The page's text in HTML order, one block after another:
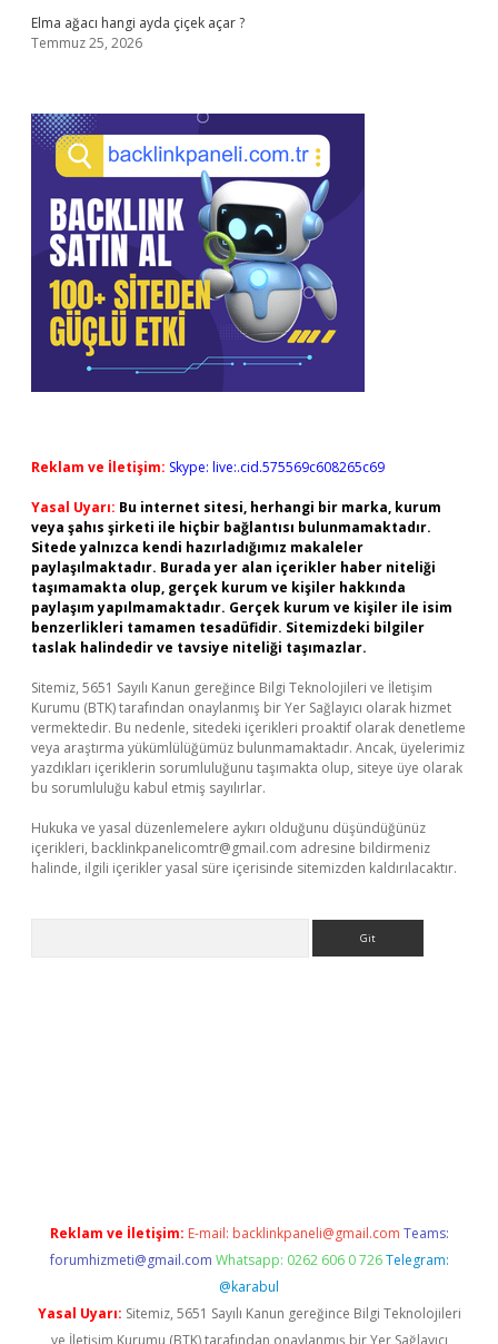
Elma ağacı hangi ayda çiçek açar ?
Temmuz 25, 2026
Reklam ve İletişim: Skype: live:.cid.575569c608265c69
Yasal Uyarı: Bu internet sitesi, herhangi bir marka, kurum
veya şahıs şirketi ile hiçbir bağlantısı bulunmamaktadır.
Sitede yalnızca kendi hazırladığımız makaleler
paylaşılmaktadır. Burada yer alan içerikler haber niteliği
taşımamakta olup, gerçek kurum ve kişiler hakkında
paylaşım yapılmamaktadır. Gerçek kurum ve kişiler ile isim
benzerlikleri tamamen tesadüfidir. Sitemizdeki bilgiler
taslak halindedir ve tavsiye niteliği taşımazlar.
Sitemiz, 5651 Sayılı Kanun gereğince Bilgi Teknolojileri ve İletişim
Kurumu (BTK) tarafından onaylanmış bir Yer Sağlayıcı olarak hizmet
vermektedir. Bu nedenle, sitedeki içerikleri proaktif olarak denetleme
veya araştırma yükümlülüğümüz bulunmamaktadır. Ancak, üyelerimiz
yazdıkları içeriklerin sorumluluğunu taşımakta olup, siteye üye olarak
bu sorumluluğu kabul etmiş sayılırlar.
Hukuka ve yasal düzenlemelere aykırı olduğunu düşündüğünüz
içerikleri, backlinkpanelicomtr@gmail.com adresine bildirmeniz
halinde, ilgili içerikler yasal süre içerisinde sitemizden kaldırılacaktır.
Reklam ve İletişim: E-mail: backlinkpaneli@gmail.com Teams:
forumhizmeti@gmail.com Whatsapp: 0262 606 0 726 Telegram:
@karabul
Yasal Uyarı: Sitemiz, 5651 Sayılı Kanun gereğince Bilgi Teknolojileri
ve İletişim Kurumu (BTK) tarafından onaylanmış bir Yer Sağlayıcı